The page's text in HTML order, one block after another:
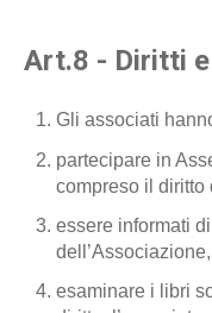
Art.8 - Diritti
Gli associati
partecipare in
compreso il diritto
essere informati
esaminare i libri